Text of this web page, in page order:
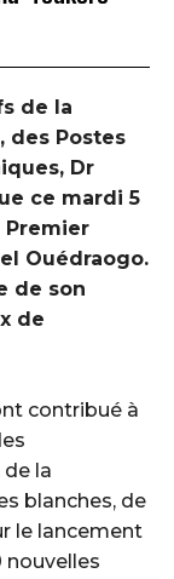
de la
des Postes
Dr
ce mardi 5
Premier
Ouédraogo.
de son
de
contribué à
la
blanches, de
le lancement
nouvelles